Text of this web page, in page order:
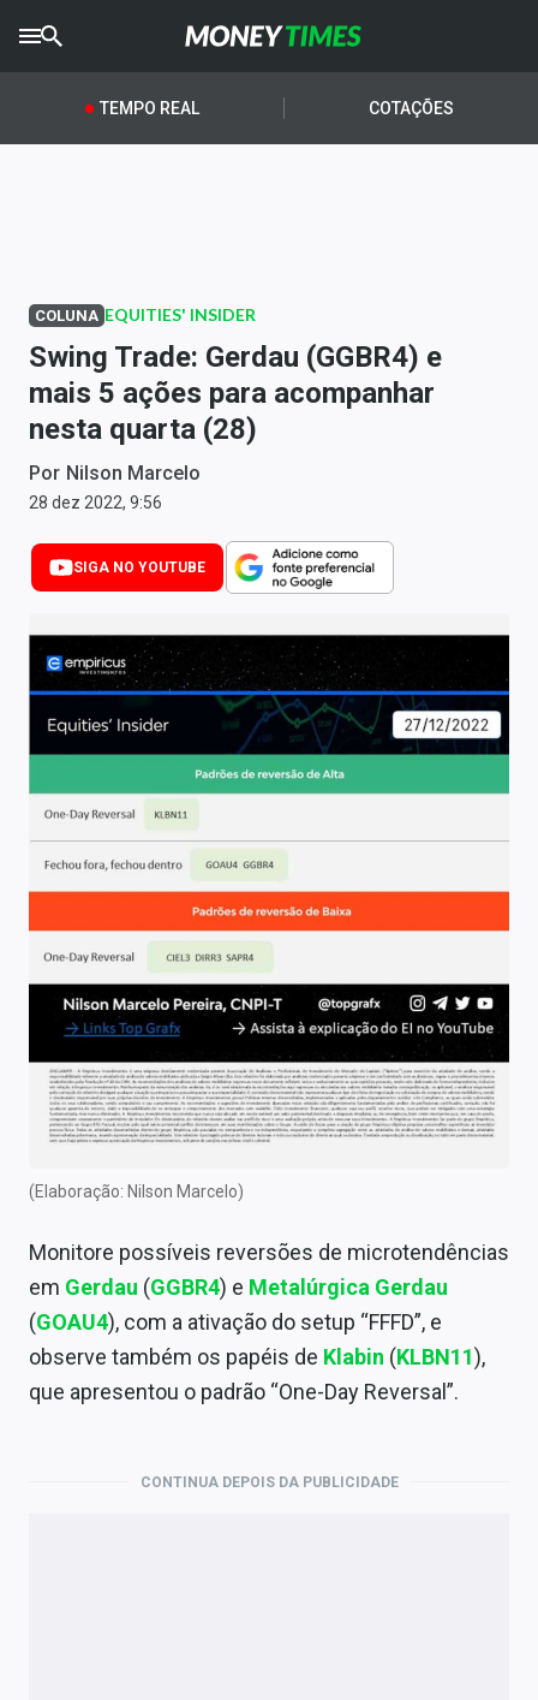
CRYPTOTIMES
AGROTIMES
Newsletters
Money Trader
Anuncie
Últimas Notícias
Newsletters
Comprar ou vender?
Carteiras Recomendadas
Central de Dividendos
Central de Fundos Imobiliários
Central dos IPOs
Renda Fixa
Finanças Pessoais
Mercados
Economia
Empresas
Brasil
Política
Colunas
Especiais
Internacional
TEMPO REAL COTAÇÕES
COLUNA EQUITIES' INSIDER
Swing Trade: Gerdau (GGBR4) e
mais 5 ações para acompanhar
nesta quarta (28)
Por Nilson Marcelo
28 dez 2022, 9:56
SIGA NO YOUTUBE
(Elaboração: Nilson Marcelo)
Monitore possíveis reversões de microtendências
em Gerdau (GGBR4) e Metalúrgica Gerdau
(GOAU4), com a ativação do setup “FFFD”, e
observe também os papéis de Klabin (KLBN11),
que apresentou o padrão “One-Day Reversal”.
CONTINUA DEPOIS DA PUBLICIDADE